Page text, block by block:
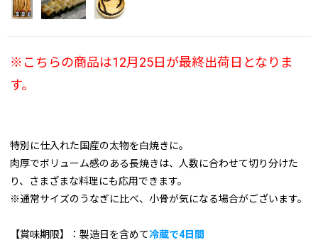
※こちらの商品は12月25日が最終出荷日となりま
す。
特別に仕入れた国産の太物を白焼きに。
肉厚でボリューム感のある長焼きは、人数に合わせて切り分けた
り、さまざまな料理にも応用できます。
※通常サイズのうなぎに比べ、小骨が気になる場合がございます。
【賞味期限】：製造日を含めて冷蔵で4日間